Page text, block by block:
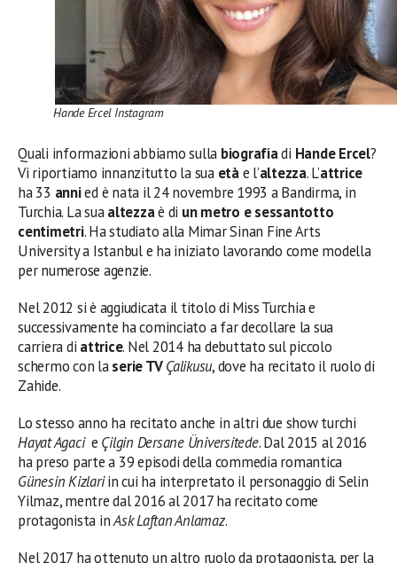
Hande Ercel Instagram
Quali informazioni abbiamo sulla biografiadi Hande Ercel?
Vi riportiamo innanzitutto la sua etàe l’altezza. L’attrice
ha 33 annied è nata il 24 novembre 1993 a Bandirma, in
Turchia. La suaaltezzaè di un metro e sessantotto
centimetri. Ha studiato alla Mimar Sinan Fine Arts
University a Istanbul e ha iniziato lavorando come modella
per numerose agenzie.
Nel 2012 si è aggiudicata il titolo di Miss Turchia e
successivamente ha cominciato a far decollare la sua
carriera di attrice. Nel 2014 ha debuttato sul piccolo
schermo con laserie TVÇalikusu, dove ha recitato il ruolo di
Zahide.
Lo stesso anno ha recitato anche in altri due show turchi
Hayat Agaci e Çilgin Dersane Üniversitede. Dal 2015 al 2016
ha preso parte a 39 episodi della commedia romantica
Günesin Kizlariin cui ha interpretato il personaggio di Selin
Yilmaz, mentre dal 2016 al 2017 ha recitato come
protagonista inAsk Laftan Anlamaz.
Nel 2017 ha ottenuto un altro ruolo da protagonista, per la